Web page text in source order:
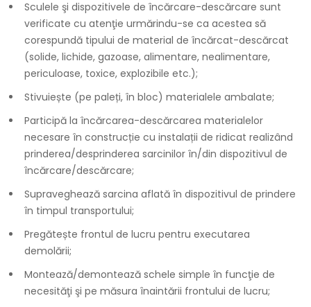
Sculele şi dispozitivele de încărcare-descărcare sunt
verificate cu atenţie urmărindu-se ca acestea să
corespundă tipului de material de încărcat-descărcat
(solide, lichide, gazoase, alimentare, nealimentare,
periculoase, toxice, explozibile etc.);
Stivuiește (pe paleți, în bloc) materialele ambalate;
Participă la încărcarea-descărcarea materialelor
necesare în construcție cu instalații de ridicat realizând
prinderea/desprinderea sarcinilor în/din dispozitivul de
încărcare/descărcare;
Supraveghează sarcina aflată în dispozitivul de prindere
în timpul transportului;
Pregătește frontul de lucru pentru executarea
demolării;
Montează/demontează schele simple în funcţie de
necesităţi şi pe măsura înaintării frontului de lucru;